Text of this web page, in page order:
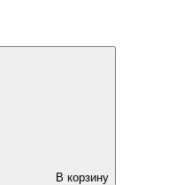
В корзину